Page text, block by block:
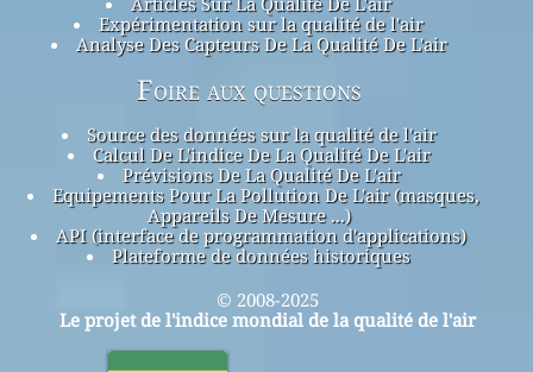
Expérimentation sur la qualité de l'air
Analyse Des Capteurs De La Qualité De L'air
Foire aux questions
Source des données sur la qualité de l'air
Calcul De L'indice De La Qualité De L'air
Prévisions De La Qualité De L'air
Equipements Pour La Pollution De L'air (masques,
Appareils De Mesure ...)
API (interface de programmation d'applications)
Plateforme de données historiques
© 2008-2025
Le projet de l'indice mondial de la qualité de l'air